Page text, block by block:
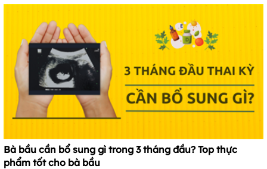
Bà bầu cần bổ sung gì trong 3 tháng đầu? Top thực
phẩm tốt cho bà bầu